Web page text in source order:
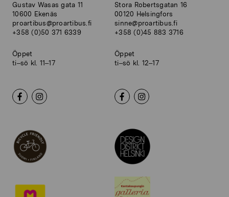
Gustav Wasas gata 11
10600 Ekenäs
proartibus@proartibus.fi
+358 (0)50 371 6339
Öppet
ti–sö kl. 11–17
Stora Robertsgatan 16
00120 Helsingfors
sinne@proartibus.fi
+358 (0)45 883 3716
Öppet
ti–sö kl. 12–17